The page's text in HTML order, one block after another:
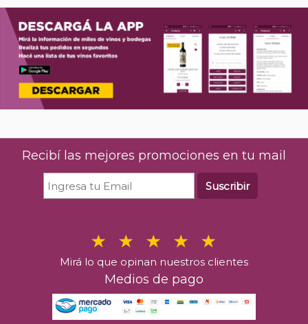
Recibí las mejores promociones en tu mail
Suscribir
Mirá lo que opinan nuestros clientes
Medios de pago